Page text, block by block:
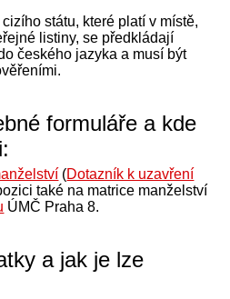
státu, které platí v místě,
listiny, se předkládají
českého jazyka a musí být
formuláře a kde
(Dotazník k uzavření
také na matrice manželství
ÚMČ Praha 8.
a jak je lze